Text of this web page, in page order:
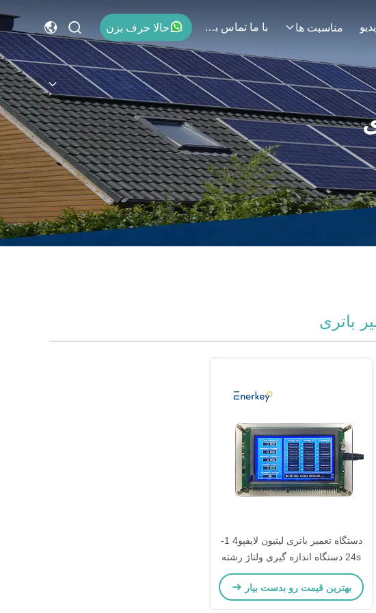
مناسبت ها با ما تماس بگیرید حالا حرف بزن
باتری
دستگاه تعمیر باتری لیتیون لایفپو4 1-
24s دستگاه اندازه گیری ولتاژ رشته
باتری
بهترین قیمت رو بدست بیار